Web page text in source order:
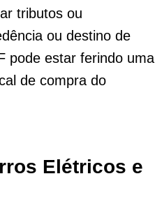
tributos ou
ou destino de
pode estar ferindo uma
de compra do
Elétricos e